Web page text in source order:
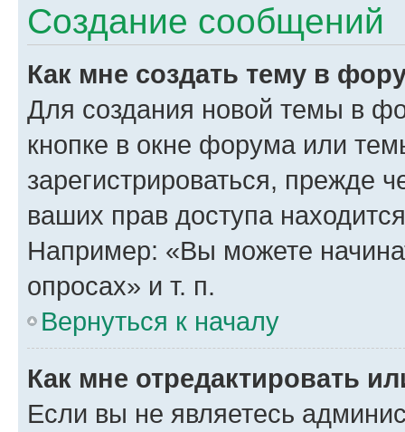
Создание сообщений
Как мне создать тему в
Для создания новой темы в
кнопке в окне форума или
зарегистрироваться, прежде
ваших прав доступа
Например: «Вы можете
опросах» и т. п.
Вернуться к началу
Как мне отредактировать
Если вы не являетесь